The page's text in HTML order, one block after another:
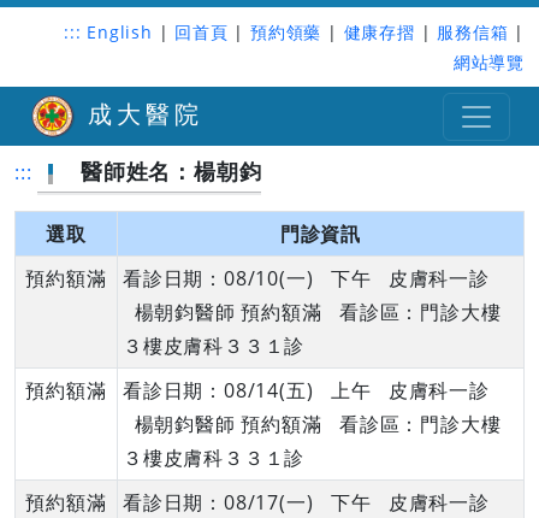
::: English | 回首頁 | 預約領藥 | 健康存摺 | 服務信箱 |
網站導覽
成大醫院
::: 醫師姓名：楊朝鈞
選取
門診資訊
預約額滿
看診日期：08/10(一) 下午 皮膚科一診
楊朝鈞醫師 預約額滿 看診區：門診大樓
３樓皮膚科３３１診
預約額滿
看診日期：08/14(五) 上午 皮膚科一診
楊朝鈞醫師 預約額滿 看診區：門診大樓
３樓皮膚科３３１診
預約額滿
看診日期：08/17(一) 下午 皮膚科一診